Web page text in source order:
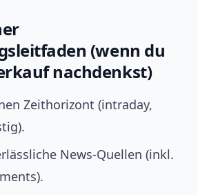
(wenn du
nachdenkst)
Zeithorizont (intraday,
News‑Quellen (inkl.